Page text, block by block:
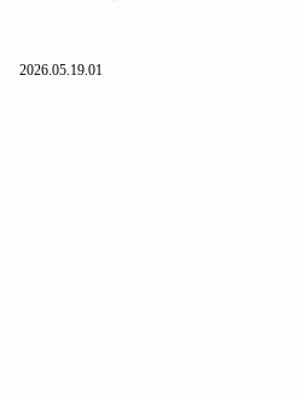
2026.05.19.01